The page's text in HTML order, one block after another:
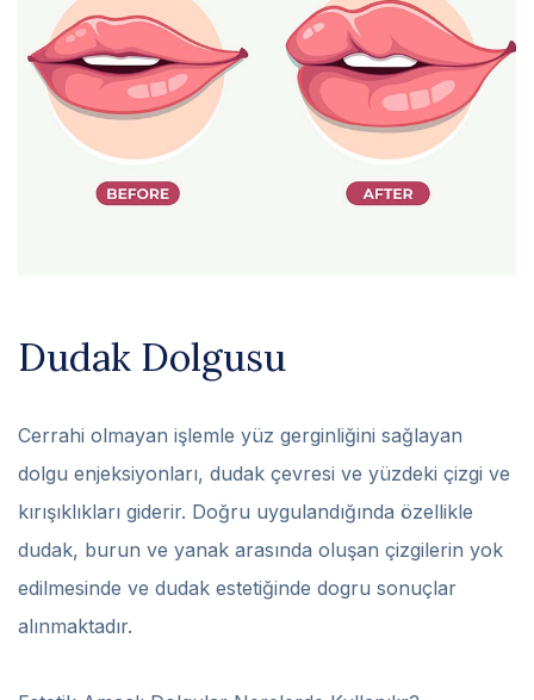
Dudak Dolgusu
Cerrahi olmayan işlemle yüz gerginliğini sağlayan
dolgu enjeksiyonları, dudak çevresi ve yüzdeki çizgi ve
kırışıklıkları giderir. Doğru uygulandığında özellikle
dudak, burun ve yanak arasında oluşan çizgilerin yok
edilmesinde ve dudak estetiğinde dogru sonuçlar
alınmaktadır.